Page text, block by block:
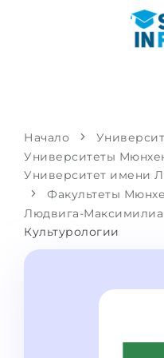
Бакалавриат и
Подготовительные
Пропедевтика
ЯЗЫКОВЫЕ ШКОЛЫ
Онлайн уроки языка
СЦЕНАРИЙ
Поступить после
Перевод из вуза
Магистратура в
Второе высшее
С гарантией
МЕТОДИКА
УСЛУГИ
Начало
Университеты
Университет имени
Факультеты
Людвига-
Культурологии